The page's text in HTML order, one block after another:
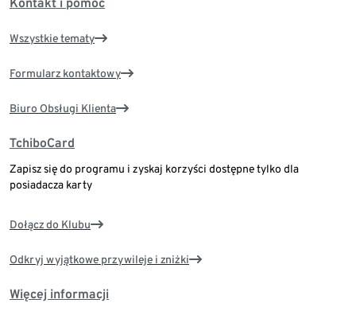
Wszystkie tematy
Formularz kontaktowy
Biuro Obsługi Klienta
TchiboCard
Zapisz się do programu i zyskaj korzyści dostępne tylko dla
posiadacza karty
Dołącz do Klubu
Odkryj wyjątkowe przywileje i zniżki
Więcej informacji